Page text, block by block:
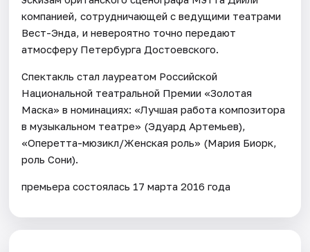
компанией, сотрудничающей с ведущими театрами
Вест-Энда, и невероятно точно передают
атмосферу Петербурга Достоевского.
Спектакль стал лауреатом Российской
Национальной театральной Премии «Золотая
Маска» в номинациях: «Лучшая работа композитора
в музыкальном театре» (Эдуард Артемьев),
«Оперетта-мюзикл/Женская роль» (Мария Биорк,
роль Сони).
премьера состоялась 17 марта 2016 года